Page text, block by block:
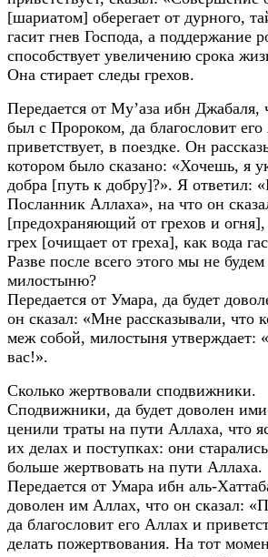
[шариатом] оберегает от дурного,
гасит гнев Господа, а поддержание
способствует увеличению срока
Она стирает следы грехов.
Передается от Му’аза ибн Джабаля,
был с Пророком, да благословит
приветствует, в поездке. Он
котором было сказано: «Хочешь, я
добра [путь к добру]?». Я ответил:
Посланник Аллаха», на что он
[предохраняющий от грехов и
грех [очищает от греха], как вода
Разве после всего этого мы не будем
милостыню?
Передается от Умара, да будет
он сказал: «Мне рассказывали, что
меж собой, милостыня утверждает:
вас!».
Сколько жертвовали сподвижники.
Сподвижники, да будет доволен
ценили траты на пути Аллаха, что
их делах и поступках: они
больше жертвовать на пути Аллаха.
Передается от Умара ибн аль-
доволен им Аллах, что он сказал:
да благословит его Аллах и
делать пожертвования. На тот